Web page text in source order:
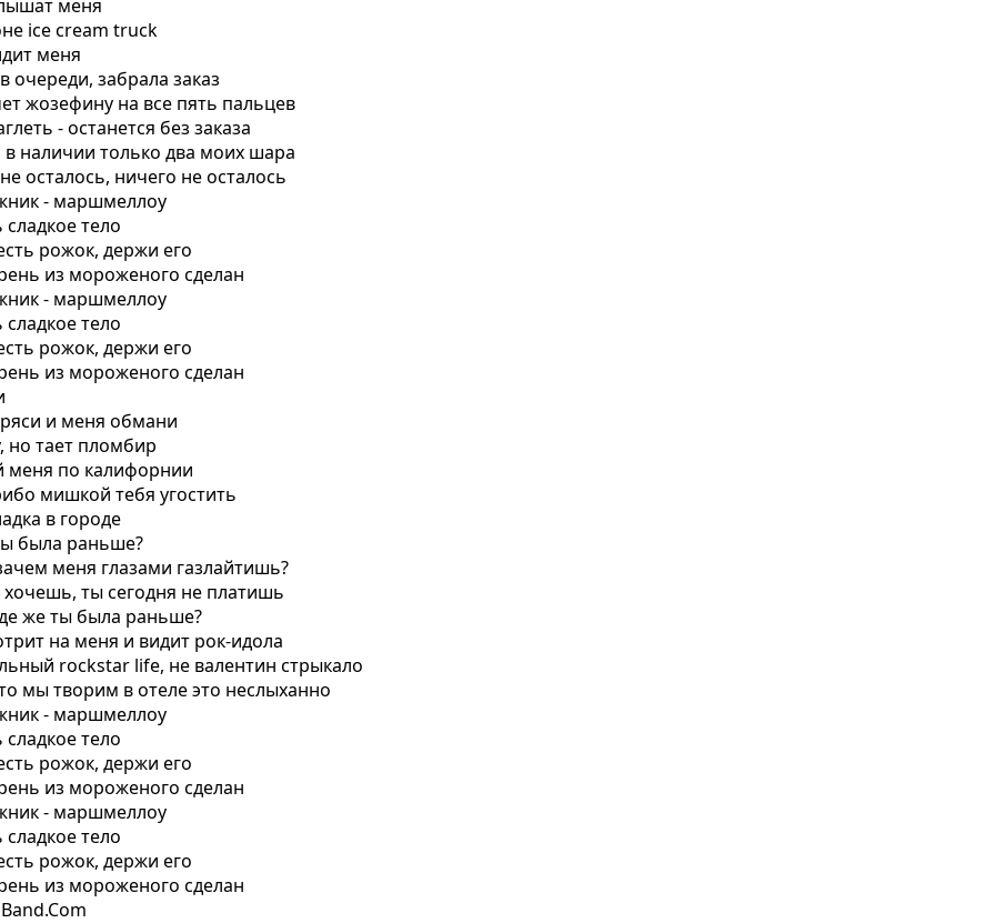
меня
ice cream truck
меня
очереди, забрала заказ
жозефину на все пять пальцев
- останется без заказа
в наличии только два моих шара
осталось, ничего не осталось
- маршмеллоу
тело
рожок, держи его
из мороженого сделан
- маршмеллоу
тело
рожок, держи его
из мороженого сделан
и меня обмани
но тает пломбир
меня по калифорнии
мишкой тебя угостить
в городе
была раньше?
меня глазами газлайтишь?
хочешь, ты сегодня не платишь
же ты была раньше?
на меня и видит рок-идола
rockstar life, не валентин стрыкало
мы творим в отеле это неслыханно
- маршмеллоу
тело
рожок, держи его
из мороженого сделан
- маршмеллоу
тело
рожок, держи его
из мороженого сделан